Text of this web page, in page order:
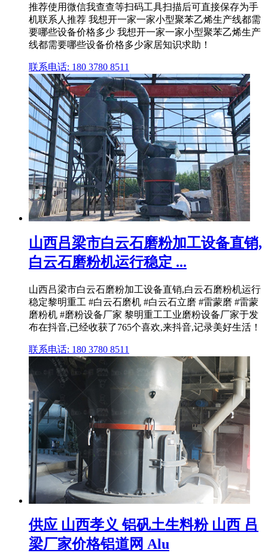
推荐使用微信我查查等扫码工具扫描后可直接保存为手
机联系人推荐 我想开一家一家小型聚苯乙烯生产线都需
要哪些设备价格多少 我想开一家一家小型聚苯乙烯生产
线都需要哪些设备价格多少家居知识求助！
联系电话: 180 3780 8511
山西吕梁市白云石磨粉加工设备直销,
白云石磨粉机运行稳定 ...
山西吕梁市白云石磨粉加工设备直销,白云石磨粉机运行
稳定黎明重工 #白云石磨机 #白云石立磨 #雷蒙磨 #雷蒙
磨粉机 #磨粉设备厂家 黎明重工工业磨粉设备厂家于发
布在抖音,已经收获了765个喜欢,来抖音,记录美好生活！
联系电话: 180 3780 8511
供应 山西孝义 铝矾土生料粉 山西 吕
梁厂家价格铝道网 Alu